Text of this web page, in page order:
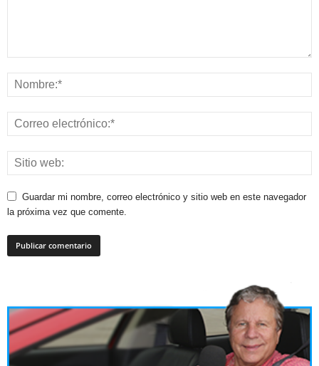
Guardar mi nombre, correo electrónico y sitio web en este navegador
la próxima vez que comente.